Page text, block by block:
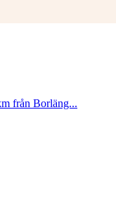
från Borläng...